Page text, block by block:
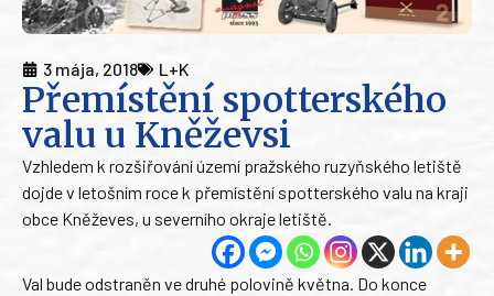
3 mája, 2018 L+K
Přemístění spotterského
valu u Kněževsi
Vzhledem k rozšiřování území pražského ruzyňského letiště
dojde v letošním roce k přemístění spotterského valu na kraji
obce Kněževes, u severního okraje letiště.
Val bude odstraněn ve druhé polovině května. Do konce